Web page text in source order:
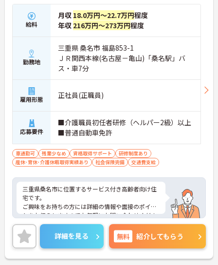
給料
月収 18.0万円～22.7万円程度
年収 216万円～273万円程度
勤務地
三重県 桑名市 福島853-1
ＪＲ関西本線(名古屋－亀山)「桑名駅」バ
ス・車7分
雇用形態 正社員(正職員)
応募要件
■介護職員初任者研修（ヘルパー2級）以上
■普通自動車免許
車通勤可 残業少なめ 資格取得サポート
研修制度あり
産休･育休･介護休暇取得実績あり
社会保険完備 交通費支給
三重県桑名市に位置するサービス付き高齢者向け住
宅です。
ご興味をお持ちの方には詳細の情報や面接のポイン
トをお伝えしますのでお気軽にお問い合わせくださ
いませ。
詳細を見る 無料 紹介してもらう